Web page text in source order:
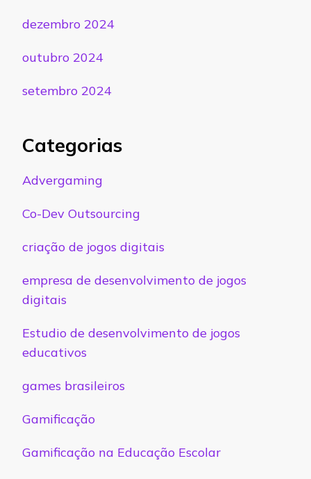
dezembro 2024
outubro 2024
setembro 2024
Categorias
Advergaming
Co-Dev Outsourcing
criação de jogos digitais
empresa de desenvolvimento de jogos
digitais
Estudio de desenvolvimento de jogos
educativos
games brasileiros
Gamificação
Gamificação na Educação Escolar